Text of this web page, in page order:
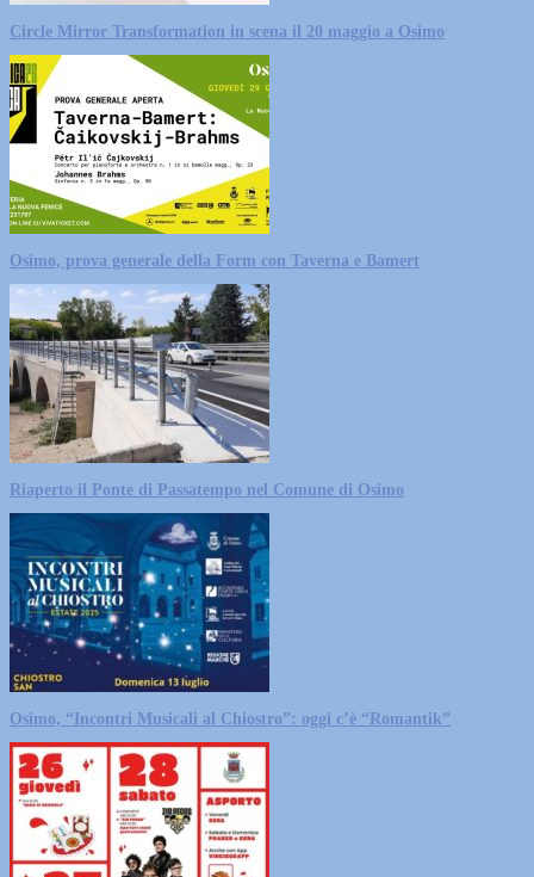
Circle Mirror Transformation in scena il 20 maggio a Osimo
Osimo, prova generale della Form con Taverna e Bamert
Riaperto il Ponte di Passatempo nel Comune di Osimo
Osimo, “Incontri Musicali al Chiostro”: oggi c’è “Romantik”